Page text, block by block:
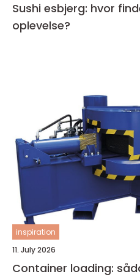
Sushi esbjerg: hvor
oplevelse?
inspiration
11. July 2026
Container loading: